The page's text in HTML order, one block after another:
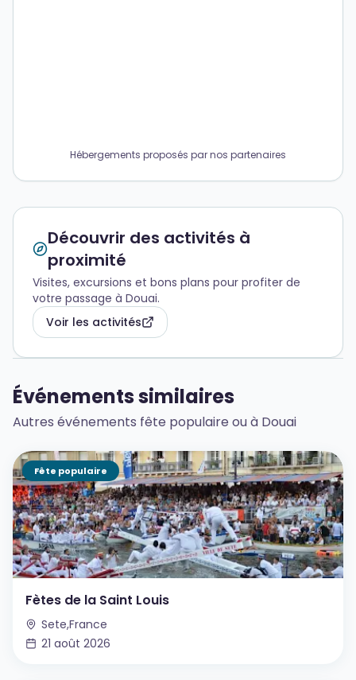
Hébergements proposés par nos partenaires
Découvrir des activités à
proximité
Visites, excursions et bons plans pour profiter de
votre passage à Douai.
Voir les activités
Événements similaires
Autres événements fête populaire ou à Douai
Fête populaire
Fètes de la Saint Louis
Sete,France
21 août 2026